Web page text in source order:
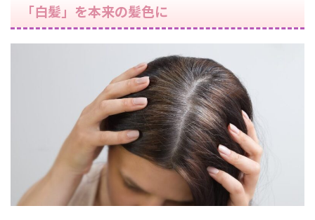
「白髪」を本来の髪色に